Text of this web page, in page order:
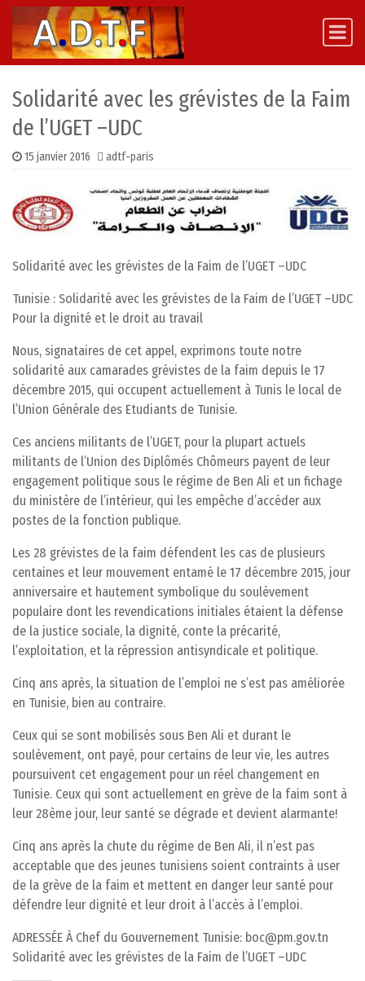
Skip to content
Main Navigation
Solidarité avec les grévistes de la Faim
de l’UGET –UDC
15 janvier 2016 adtf-paris
Solidarité avec les grévistes de la Faim de l’UGET –UDC
Tunisie : Solidarité avec les grévistes de la Faim de l’UGET –UDC
Pour la dignité et le droit au travail
Nous, signataires de cet appel, exprimons toute notre
solidarité aux camarades grévistes de la faim depuis le 17
décembre 2015, qui occupent actuellement à Tunis le local de
l’Union Générale des Etudiants de Tunisie.
Ces anciens militants de l’UGET, pour la plupart actuels
militants de l’Union des Diplômés Chômeurs payent de leur
engagement politique sous le régime de Ben Ali et un fichage
du ministère de l’intérieur, qui les empêche d’accéder aux
postes de la fonction publique.
Les 28 grévistes de la faim défendent les cas de plusieurs
centaines et leur mouvement entamé le 17 décembre 2015, jour
anniversaire et hautement symbolique du soulèvement
populaire dont les revendications initiales étaient la défense
de la justice sociale, la dignité, conte la précarité,
l’exploitation, et la répression antisyndicale et politique.
Cinq ans après, la situation de l’emploi ne s’est pas améliorée
en Tunisie, bien au contraire.
Ceux qui se sont mobilisés sous Ben Ali et durant le
soulèvement, ont payé, pour certains de leur vie, les autres
poursuivent cet engagement pour un réel changement en
Tunisie. Ceux qui sont actuellement en grève de la faim sont à
leur 28ème jour, leur santé se dégrade et devient alarmante!
Cinq ans après la chute du régime de Ben Ali, il n’est pas
acceptable que des jeunes tunisiens soient contraints à user
de la grève de la faim et mettent en danger leur santé pour
défendre leur dignité et leur droit à l’accès à l’emploi.
ADRESSÉE À Chef du Gouvernement Tunisie: boc@pm.gov.tn
Solidarité avec les grévistes de la Faim de l’UGET –UDC